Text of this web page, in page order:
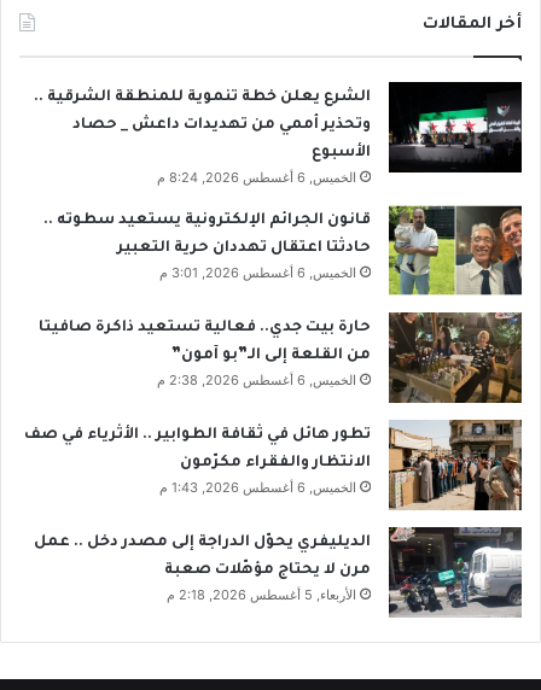
أخر المقالات
الشرع يعلن خطة تنموية للمنطقة الشرقية ..
وتحذير أممي من تهديدات داعش _ حصاد
الأسبوع
الخميس, 6 أغسطس 2026, 8:24 م
قانون الجرائم الإلكترونية يستعيد سطوته ..
حادثتا اعتقال تهددان حرية التعبير
الخميس, 6 أغسطس 2026, 3:01 م
حارة بيت جدي.. فعالية تستعيد ذاكرة صافيتا
من القلعة إلى الـ”بو آمون”
الخميس, 6 أغسطس 2026, 2:38 م
تطور هائل في ثقافة الطوابير .. الأثرياء في صف
الانتظار والفقراء مكرّمون
الخميس, 6 أغسطس 2026, 1:43 م
الديليفري يحوّل الدراجة إلى مصدر دخل .. عمل
مرن لا يحتاج مؤهّلات صعبة
الأربعاء, 5 أغسطس 2026, 2:18 م